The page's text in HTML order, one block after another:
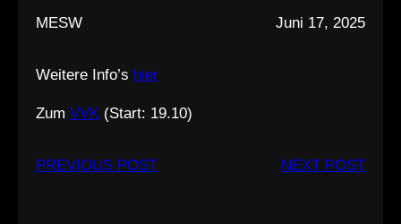
MESW Juni 17, 2025
Weitere Info’s hier
Zum VVK (Start: 19.10)
PREVIOUS POST NEXT POST